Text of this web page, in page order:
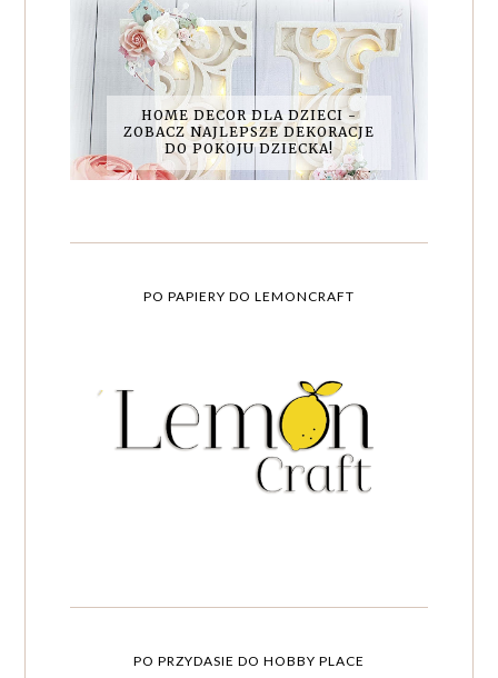
HOME DECOR DLA DZIECI -
ZOBACZ NAJLEPSZE DEKORACJE
DO POKOJU DZIECKA!
PO PAPIERY DO LEMONCRAFT
PO PRZYDASIE DO HOBBY PLACE